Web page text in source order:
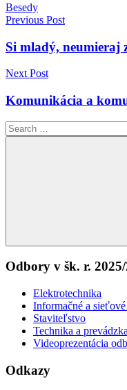
Besedy
Navigácia
v
článku
Previous Post
Si mladý, neumieraj
Next Post
Komunikácia a
Search
for:
Odbory v šk. r.
Elektrotechnika
Informačné a
Staviteľstvo
Technika a
Videoprezentácia
Odkazy